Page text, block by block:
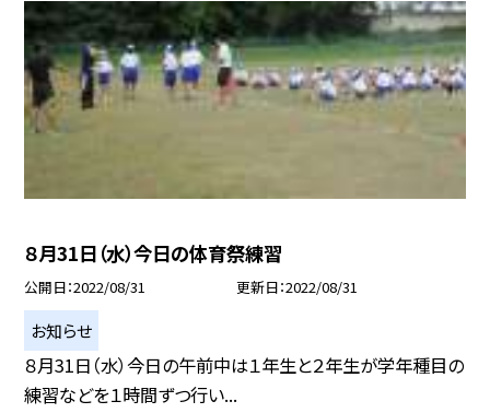
８月31日（水）今日の体育祭練習
公開日 2022/08/31 更新日 2022/08/31
お知らせ
８月31日（水）今日の午前中は１年生と２年生が学年種目の
練習などを１時間ずつ行い...